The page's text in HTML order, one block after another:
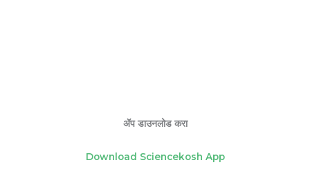
ॲप डाउनलोड करा
Download Sciencekosh App